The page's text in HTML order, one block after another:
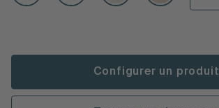
Configurer un produit